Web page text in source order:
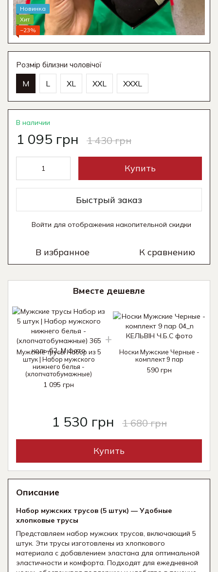
Новинка
Хит
−23%
Розмір білизни чоловічої
M L XL XXL XXXL
В наличии
1 095 грн 1 430 грн
Купить
Быстрый заказ
Войти для отображения накопительной скидки
В избранное К сравнению
Вместе дешевле
Мужские трусы Набор из 5
штук | Набор мужского
нижнего белья -
(хлопчатобумажные)
1 095 грн
Носки Мужские Черные -
комплект 9 пар
590 грн
1 530 грн 1 680 грн
Купить
Описание
Набор мужских трусов (5 штук) — Удобные
хлопковые трусы
Представляем набор мужских трусов, включающий 5
штук. Эти трусы изготовлены из хлопкового
материала с добавлением эластана для оптимальной
эластичности и комфорта. Подходят для ежедневной